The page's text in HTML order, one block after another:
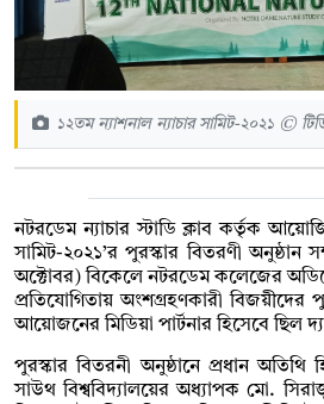
১২তম ন্যাশনাল ন্যাচার সামিট-২০২১ ©
নটরডেম ন্যাচার স্টাডি ক্লাব কর্তৃক
সামিট-২০২১’র পুরস্কার বিতরণী অনুষ্ঠান
অক্টোবর) বিকেলে নটরডেম কলেজের
প্রতিযোগিতায় অংশগ্রহণকারী বিজয়ীদের
আয়োজনের মিডিয়া পার্টনার হিসেবে ছিল
পুরস্কার বিতরনী অনুষ্ঠানে প্রধান অতিথি
সাউথ বিশ্ববিদ্যালয়ের অধ্যাপক মো.